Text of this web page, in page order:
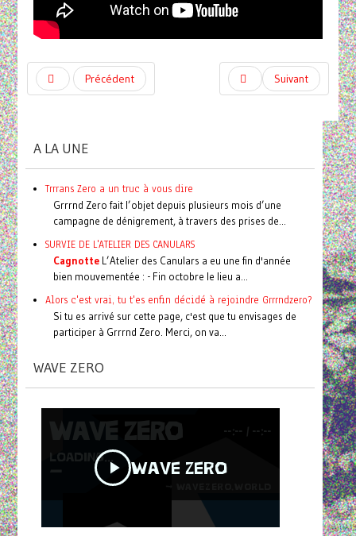
Précédent Suivant
A LA UNE
Trrrans Zero a un truc à vous dire
Grrrnd Zero fait l’objet depuis plusieurs mois d’une
campagne de dénigrement, à travers des prises de...
SURVIE DE L'ATELIER DES CANULARS
CagnotteL’Atelier des Canulars a eu une fin d'année
bien mouvementée : - Fin octobre le lieu a...
Alors c'est vrai, tu t'es enfin décidé à rejoindre Grrrndzero?
Si tu es arrivé sur cette page, c'est que tu envisages de
participer à Grrrnd Zero. Merci, on va...
WAVE ZERO